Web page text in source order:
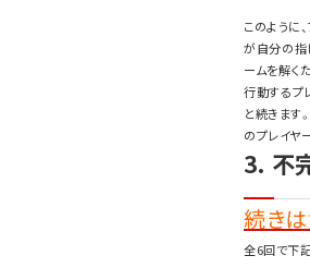
このように
が自分の指
ームを解く
行動するプ
と続きます
のプレイヤ
3. 不
続き
全6回で下